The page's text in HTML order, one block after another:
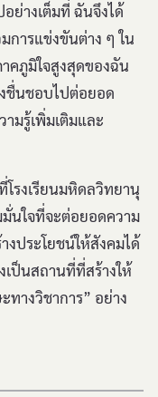
อย่างเต็มที่ ฉันจึงได้
การแข่งขันต่าง ๆ ใน
คภูมิใจสูงสุดของฉัน
ชื่นชอบไปต่อยอด
มรู้เพิ่มเติมและ
รงเรียนมหิดลวิทยานุ
นใจที่จะต่อยอดความ
งประโยชน์ให้สังคมได้
ป็นสถานที่ที่สร้างให้
างวิชาการ” อย่าง